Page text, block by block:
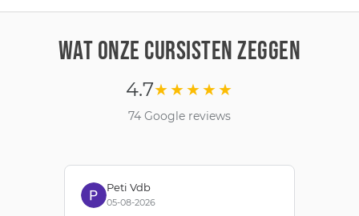
WAT ONZE CURSISTEN ZEGGEN
4.7★★★★★
74 Google reviews
Peti Vdb
05-08-2026